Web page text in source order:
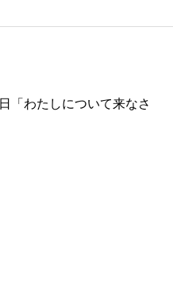
「わたしについて来なさ